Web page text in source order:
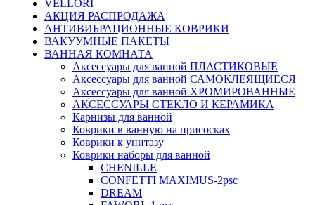
VELLORI
АКЦИЯ РАСПРОДАЖА
АНТИВИБРАЦИОННЫЕ КОВРИКИ
ВАКУУМНЫЕ ПАКЕТЫ
ВАННАЯ КОМНАТА
Аксессуары для ванной ПЛАСТИКОВЫЕ
Аксессуары для ванной САМОКЛЕЯЩИЕСЯ
Аксессуары для ванной ХРОМИРОВАННЫЕ
АКСЕССУАРЫ СТЕКЛО И КЕРАМИКА
Карнизы для ванной
Коврики в ванную на присосках
Коврики к унитазу
Коврики наборы для ванной
CHENILLE
CONFETTI MAXIMUS-2psc
DREAM